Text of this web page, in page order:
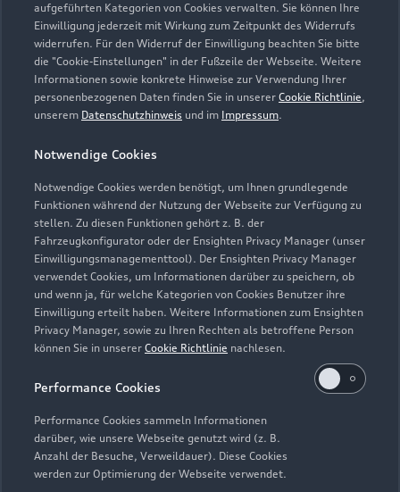
aufgeführten Kategorien von Cookies verwalten. Sie können Ihre
Einwilligung jederzeit mit Wirkung zum Zeitpunkt des Widerrufs
widerrufen. Für den Widerruf der Einwilligung beachten Sie bitte
die "Cookie-Einstellungen" in der Fußzeile der Webseite. Weitere
Informationen sowie konkrete Hinweise zur Verwendung Ihrer
personenbezogenen Daten finden Sie in unserer Cookie Richtlinie,
unserem Datenschutzhinweis und im Impressum.
Notwendige Cookies
Notwendige Cookies werden benötigt, um Ihnen grundlegende
Funktionen während der Nutzung der Webseite zur Verfügung zu
stellen. Zu diesen Funktionen gehört z. B. der
Fahrzeugkonfigurator oder der Ensighten Privacy Manager (unser
Einwilligungsmanagementtool). Der Ensighten Privacy Manager
verwendet Cookies, um Informationen darüber zu speichern, ob
und wenn ja, für welche Kategorien von Cookies Benutzer ihre
Einwilligung erteilt haben. Weitere Informationen zum Ensighten
Privacy Manager, sowie zu Ihren Rechten als betroffene Person
können Sie in unserer Cookie Richtlinie nachlesen.
Performance Cookies
Performance Cookies sammeln Informationen
darüber, wie unsere Webseite genutzt wird (z. B.
Anzahl der Besuche, Verweildauer). Diese Cookies
werden zur Optimierung der Webseite verwendet.
Service
Geschlossen, öffnet am Montag 07:45
Teile & Zubehörverkauf
Geschlossen,öffnet amMontag 07:30
Verkauf
Geschlossen,öffnet am Montag 08:00
Zurück nach oben
Modelle
Elektromodelle
Plug-in-Hybride
Neuwagensuche
Gebrauchtwagensuche
Service & Zubehör
Saisonale Angebote
Support